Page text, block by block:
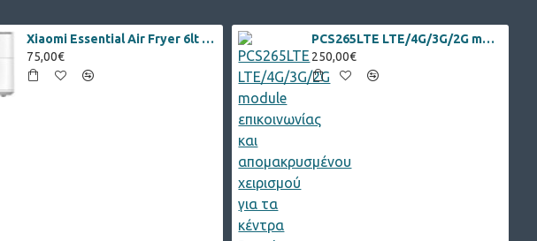
Xiaomi Essential Air Fryer 6lt Λευκό
75,00€
PCS265LTE LTE/4G/3G/2G module επικοινωνίας και απομακρυσμένου χειρισμού για τα κέντρα Paradox
250,00€